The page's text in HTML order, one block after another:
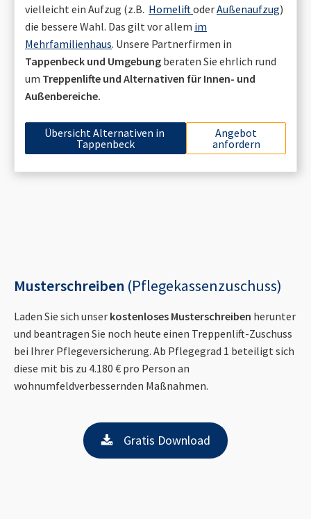
vielleicht ein Aufzug (z.B. HomeliftoderAußenaufzug)
die bessere Wahl. Das gilt vor allem im
Mehrfamilienhaus. Unsere Partnerfirmen in
Tappenbeck und Umgebung beraten Sie ehrlich rund
um Treppenlifte und Alternativen für Innen- und
Außenbereiche.
Übersicht Alternativen in
Tappenbeck
Angebot
anfordern
Musterschreiben (Pflegekassenzuschuss)
Laden Sie sich unser kostenloses Musterschreiben herunter
und beantragen Sie noch heute einen Treppenlift-Zuschuss
bei Ihrer Pflegeversicherung. Ab Pflegegrad 1 beteiligt sich
diese mit bis zu 4.180 € pro Person an
wohnumfeldverbessernden Maßnahmen.
Gratis Download